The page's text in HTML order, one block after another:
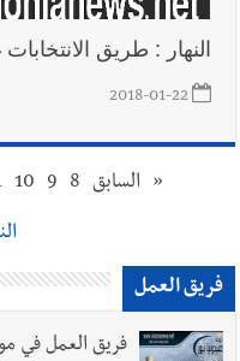
النهار : طريق
2018-01-22
« السابق 8
9
10
فريق العمل
فريق العمل في